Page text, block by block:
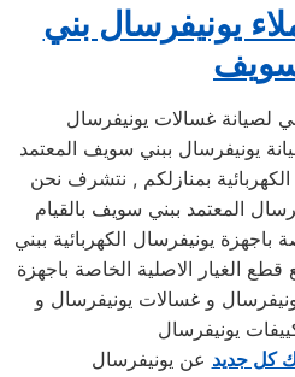
يونيفرسال بني
لصيانة غسالات يونيفرسال
بمركز صيانة يونيفرسال ببني سويف المعتمد
بمنازلكم , نتشرف نحن
المعتمد ببني سويف بالقيام
باجهزة يونيفرسال الكهربائية ببني
الغيار الاصلية الخاصة باجهزة
و غسالات يونيفرسال و
يونيفرسال
كل جديد عن يونيفرسال